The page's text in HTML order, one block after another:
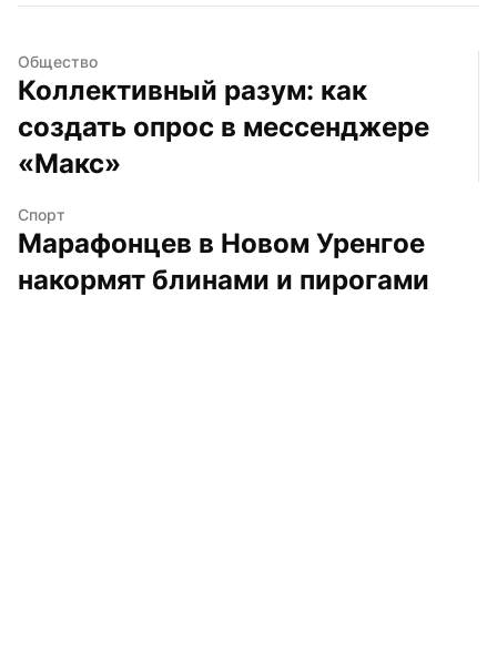
Общество
Коллективный разум: как
создать опрос в мессенджере
«Макс»
Спорт
Марафонцев в Новом Уренгое
накормят блинами и пирогами